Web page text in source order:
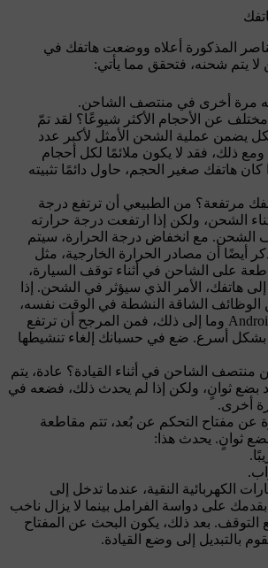
المذكورة أعلاه ووضعت هاتفك في
يتم شحنه، فتحقق مما يأتي:
مرة أخرى في منتصف الشاحن.
عن الأحجام الأكثر شيوعًا؟ لقد تمّ
يضمن عملية الشحن الأمثل لأكبر عدد
ذلك، فقد لا يكون ملائمًا لكل أحجام
كان هاتفك صغير الحجم، حاول دائمًا تثبيته
مرتفعة؟ من الطبيعي أن ترتفع درجة
الشحن، ولكن إذا ارتفعت درجة حرارته
الشحن. مع انخفاض درجة الحرارة، سيتم
أيضًا أن مصادر الحرارة الخارجية، مثل
على الشاحن في أثناء توقف السيارة،
إلى هاتفك، الأمر الذي سيؤثر في الشحن. إذا
الوظائف الشاقة النشطة في الوقت نفسه،
مثل Wi-Fi وAndroid Auto وما إلى ذلك، فمن المرجح أن ترتفع
بشكل أسرع. ضع في حسبانك إلغاء تنشيطها
الشاحن في أثناء القيادة؟ عادة، يتم
بضع ثوانٍ، ولكن إذا لم يحدث ذلك، فضعه في
أخرى.
عن مفتاح التحكم عن بُعد، تتم مقاطعة
ثوانٍ. يحدث هذا:
الكهربائية النقية، عندما تدخل إلى
على دواسة الفرامل بينما لا يزال ناخب
بعد ذلك، يكون البحث عن المفتاح
بالتبديل إلى وضع القيادة.